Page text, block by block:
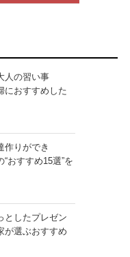
人の習い事
おすすめした
作りができ
おすすめ15選”を
としたプレゼン
選ぶおすすめ